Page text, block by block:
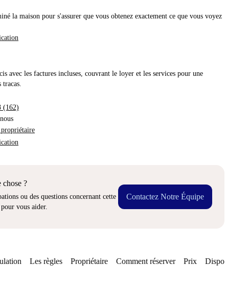
la maison pour s'assurer que vous obtenez exactement ce que vous voyez
avec les factures incluses, couvrant le loyer et les services pour une
tracas.
(162)
chose ?
ou des questions concernant cette
vous aider.
Contactez Notre Équipe
Les règles Propriétaire Comment réserver Prix Disponibilités